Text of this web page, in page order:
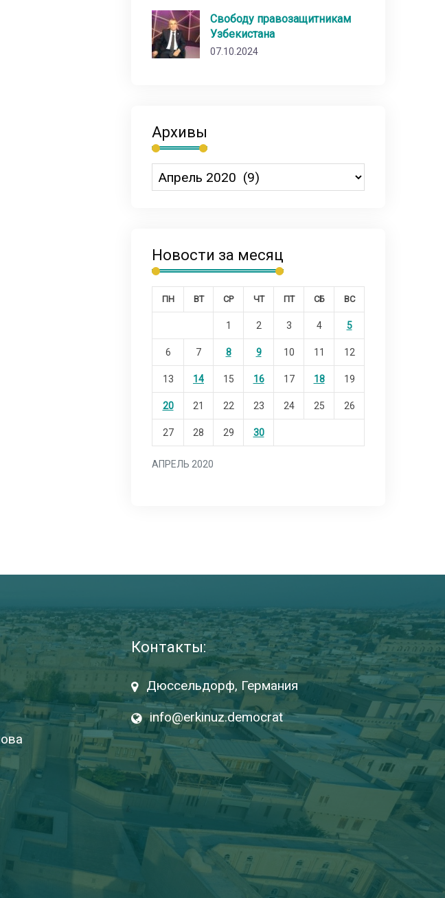
Свободу правозащитникам
Узбекистана
07.10.2024
Архивы
Новости за месяц
АПРЕЛЬ 2020
ПН ВТ СР ЧТ ПТ СБ ВС
1 2 3 4 5
6 7 8 9 10 11 12
13 14 15 16 17 18 19
20 21 22 23 24 25 26
27 28 29 30
Контакты:
Дюссельдорф, Германия
info@erkinuz.democrat